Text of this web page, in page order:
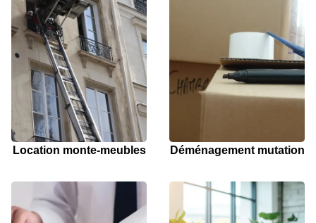
Location monte-meubles Déménagement mutation